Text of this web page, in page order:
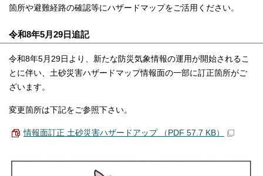
箇所や避難経路の確認等にハザードマップをご活用ください。
令和8年5月29日追記
令和8年5月29日より、新たな防災気象情報の運用が開始されるこ
とに伴い、土砂災害ハザードマップ情報面の一部に訂正箇所がご
ざいます。
変更箇所は下記をご参照下さい。
情報面訂正 土砂災害ハザードアップ （PDF 57.7 KB）